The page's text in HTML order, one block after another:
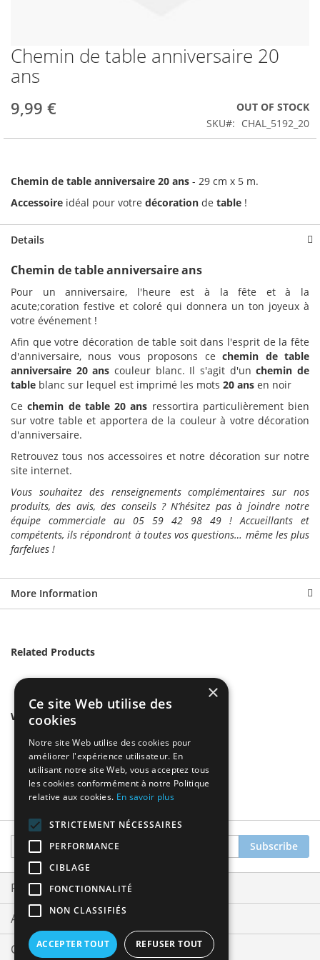
Skip
to
the
of
images
Chemin de table anniversaire 20
ans
9,99 €
OUT OF STOCK
SKU
CHAL_5192_20
Chemin de table anniversaire 20 ans - 29 cm x 5 m.
Accessoire idéal pour votre décoration de table !
Details
Chemin de table anniversaire ans
Pour un anniversaire, l'heure est à la fête et à la
acute;coration festive et coloré qui donnera un ton joyeux à
votre événement !
Afin que votre décoration de table soit dans l'esprit de la fête
d'anniversaire, nous vous proposons cechemin de table
anniversaire 20 ans couleur blanc. Il s'agit d'unchemin de
table blanc sur lequel est imprimé les mots 20 ans en noir
Ce chemin de table 20 ans ressortira particulièrement bien
sur votre table et apportera de la couleur à votre décoration
d'anniversaire.
Retrouvez tous nos accessoires et notre décoration sur notre
site internet.
Vous souhaitez des renseignements complémentaires sur nos
produits, des avis, des conseils ? N’hésitez pas à joindre notre
équipe commerciale au 05 59 42 98 49 ! Accueillants et
compétents, ils répondront à toutes vos questions… même les plus
farfelues !
More Information
Related Products
We found other products you might like!
Sign
Up
for
Our
Newsletter:
Subscribe
Privacy and Cookie Policy
Advanced Search
Orders and Returns
×
Ce site Web utilise des
cookies
Notre site Web utilise des cookies pour
améliorer l'expérience utilisateur. En
utilisant notre site Web, vous acceptez tous
les cookies conformément à notre Politique
relative aux cookies. En savoir plus
STRICTEMENT NÉCESSAIRES
PERFORMANCE
CIBLAGE
FONCTIONNALITÉ
NON CLASSIFIÉS
ACCEPTER TOUT REFUSER TOUT